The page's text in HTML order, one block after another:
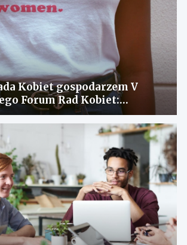
Kobiet gospodarzem V
Forum Rad Kobiet:
doświadczeń i